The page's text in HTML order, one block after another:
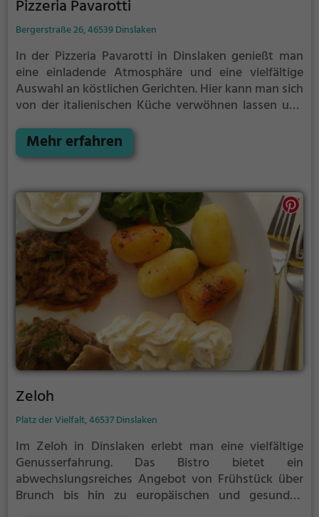
Pizzeria Pavarotti
Bergerstraße 26, 46539 Dinslaken
In der Pizzeria Pavarotti in Dinslaken genießt man
eine einladende Atmosphäre und eine vielfältige
Auswahl an köstlichen Gerichten. Hier kann man sich
von der italienischen Küche verwöhnen lassen und
Spezialitäten wählen. Auch für Vegetarier und
Liebhaber europäischer und halal-konformer Speisen
Dazu genießt man eine erlesene Getränkeauswahl
und taucht ein in einen Abend voller Genuss.
Mehr erfahren
Zeloh
Platz der Vielfalt, 46537 Dinslaken
Im Zeloh in Dinslaken erlebt man eine vielfältige
Genusserfahrung. Das Bistro bietet ein
abwechslungsreiches Angebot von Frühstück über
Brunch bis hin zu europäischen und gesunden